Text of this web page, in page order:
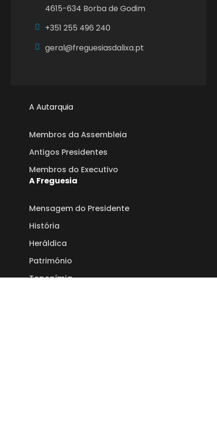
4615-634 Borba de Godim
+351255 496 240
geral@freguesiasdalixa.pt
A Autarquia
Membros da Assembleia
Antigos Presidentes
Membros do Executivo
A Freguesia
Mensagem do Presidente
História
Heráldica
Património
Toponímia